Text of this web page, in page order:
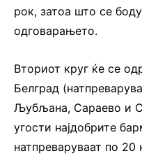
рок, затоа што се
одговарањето.
Вториот круг ќе се
Белград
Љубљана, Сараево и
угости најдобрите
натпреваруваат по 20